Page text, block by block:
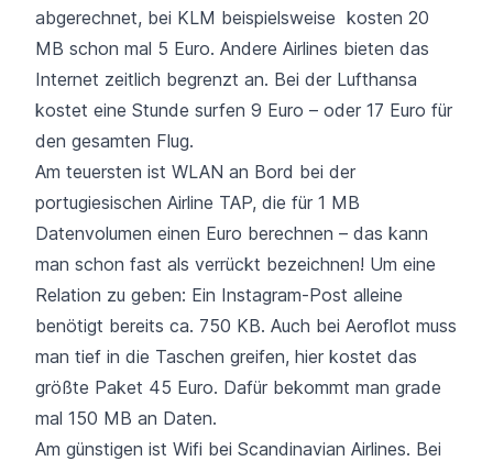
abgerechnet, bei KLM beispielsweise kosten 20
MB schon mal 5 Euro. Andere Airlines bieten das
Internet zeitlich begrenzt an. Bei der Lufthansa
kostet eine Stunde surfen 9 Euro – oder 17 Euro für
den gesamten Flug.
Am teuersten ist WLAN an Bord bei der
portugiesischen Airline TAP, die für 1 MB
Datenvolumen einen Euro berechnen – das kann
man schon fast als verrückt bezeichnen! Um eine
Relation zu geben: Ein Instagram-Post alleine
benötigt bereits ca. 750 KB. Auch bei Aeroflot muss
man tief in die Taschen greifen, hier kostet das
größte Paket 45 Euro. Dafür bekommt man grade
mal 150 MB an Daten.
Am günstigen ist Wifi bei Scandinavian Airlines. Bei